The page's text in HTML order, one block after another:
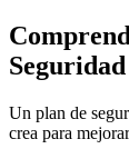
Seguridad
Un plan de
crea para